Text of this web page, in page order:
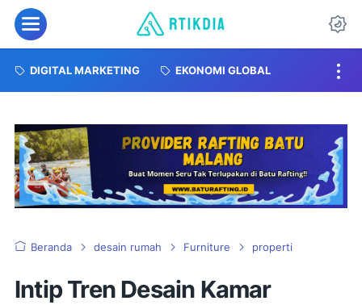
DIGITAL MARKETING EKONOMI GLOBAL
Beranda desain rumah Furniture properti
Intip Tren Desain Kamar